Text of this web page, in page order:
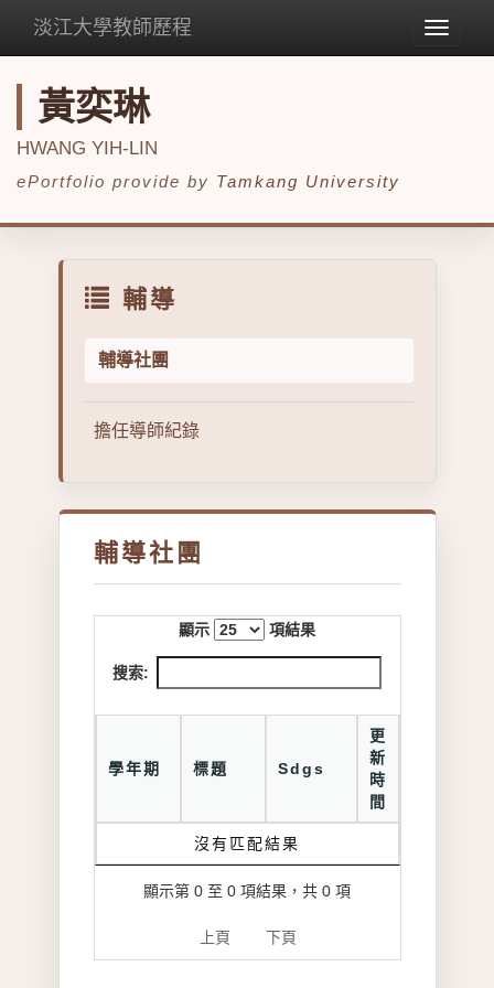
Toggle
淡江大學教師歷程
黃奕琳
HWANG YIH-LIN
ePortfolio provide by Tamkang University
輔導
輔導社團
擔任導師紀錄
輔導社團
顯示 項結果
搜索:
學年期 標題 Sdgs
更
新
時
間
沒有匹配結果
顯示第 0 至 0 項結果，共 0 項
上頁 下頁